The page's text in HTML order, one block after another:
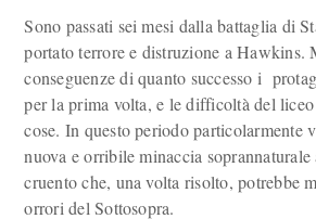
Sono passati sei mesi dalla battaglia di
portato terrore e distruzione a Hawkins.
conseguenze di quanto successo i
per la prima volta, e le difficoltà del
cose. In questo periodo particolarmente
nuova e orribile minaccia soprannaturale
cruento che, una volta risolto, potrebbe
orrori del Sottosopra.